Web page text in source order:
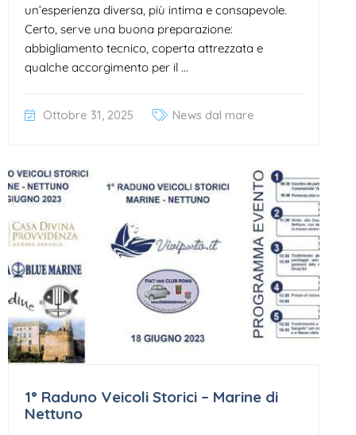
un’esperienza diversa, più intima e consapevole.
Certo, serve una buona preparazione:
abbigliamento tecnico, coperta attrezzata e
qualche accorgimento per il ...
Ottobre 31, 2025 News dal mare
1° Raduno Veicoli Storici – Marine di
Nettuno